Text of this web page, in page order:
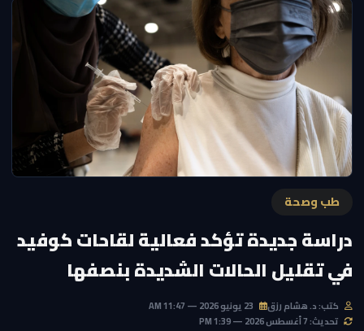
طب وصحة
دراسة جديدة تؤكد فعالية لقاحات كوفيد
في تقليل الحالات الشديدة بنصفها
كتب: د. هشام رزق
تحديث: 7 أغسطس 2026 — 1:39 PM